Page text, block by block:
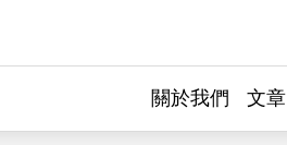
關於我們 文章